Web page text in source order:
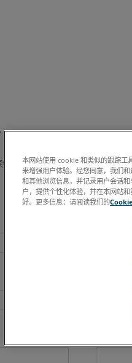
试下载手册或规范 PDF 时应绕过
本网站使用 cookie 和类似的跟踪工
来增强用户体验。经您同意，我们
和其他浏览信息，并记录用户会话
户，提供个性化体验，并在本网站
好。更多信息：请阅读我们的